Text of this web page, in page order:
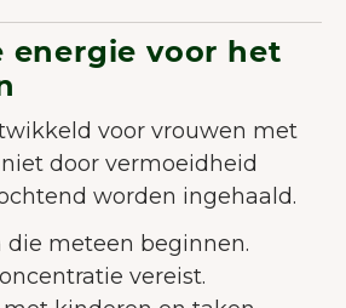
energie voor het
voor vrouwen met
door vermoeidheid
worden ingehaald.
die meteen beginnen.
vereist.